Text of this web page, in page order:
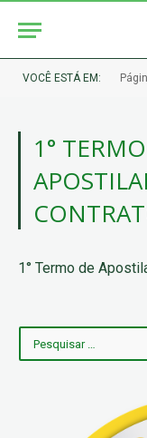
VOCÊ ESTÁ EM:
1°
1° Termo de